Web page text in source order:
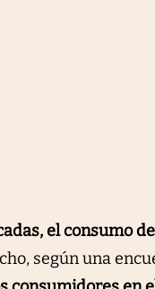
el consumo
según una